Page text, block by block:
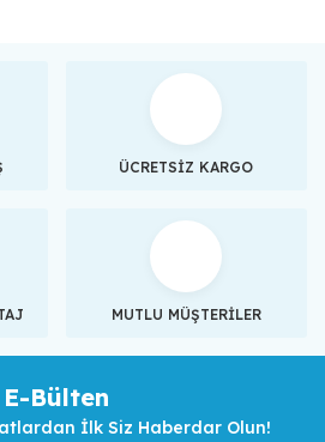
ÜCRETSİZ KARGO
MUTLU MÜŞTERİLER
E-Bülten
İlk Siz Haberdar Olun!